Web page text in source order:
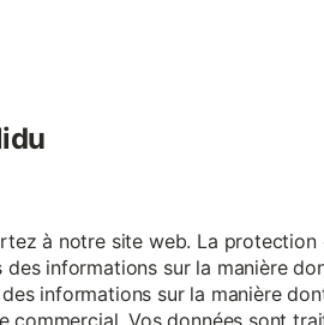
à notre site web. La
informations sur la manière
informations sur la manière
commercial. Vos données sont